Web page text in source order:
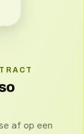
af op een